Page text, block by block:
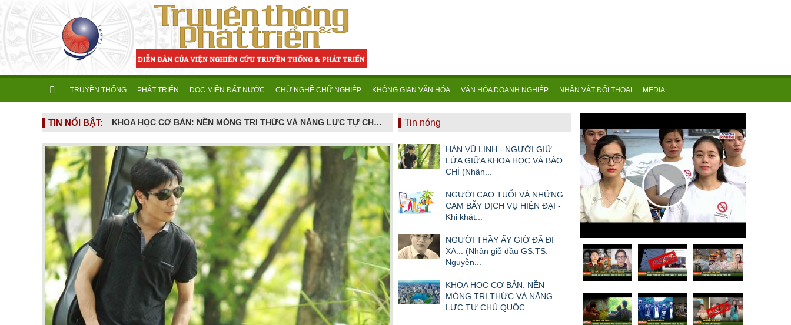
TRUYỀN THỐNG PHÁT TRIỂN DỌC MIỀN ĐẤT NƯỚC CHỮ NGHỀ CHỮ NGHIỆP KHÔNG GIAN VĂN HÓA VĂN HÓA DOANH NGHIỆP NHÂN VẬT ĐỐI THOẠI MEDIA
TIN NỔI BẬT:NGƯỜI THẦY ẤY GIỜ ĐÃ ĐI XA... (Nhân giỗ đầu GS.TS. Nguyễn Đình Tấn - 16/6/2026 tức ngày 02.5 âm lịch) KHOA HỌC CƠ BẢN: NỀN MÓNG TRI THỨC VÀ NĂNG LỰC TỰ CHỦ QUỐC GIA TRONG KỶ NGUYÊN MỚI Tin nóng
HÀN VŨ LINH - NGƯỜI GIỮ
LỬA GIỮA KHOA HỌC VÀ BÁO
CHÍ (Nhân...
NGƯỜI CAO TUỔI VÀ NHỮNG
CẠM BẪY DỊCH VỤ HIỆN ĐẠI -
Khi khát...
NGƯỜI THẦY ẤY GIỜ ĐÃ ĐI
XA... (Nhân giỗ đầu GS.TS.
Nguyễn...
KHOA HỌC CƠ BẢN: NỀN
MÓNG TRI THỨC VÀ NĂNG
LỰC TỰ CHỦ QUỐC...